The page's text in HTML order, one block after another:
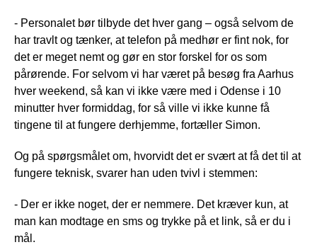
- Personalet bør tilbyde det hver gang – også selvom de
har travlt og tænker, at telefon på medhør er fint nok, for
det er meget nemt og gør en stor forskel for os som
pårørende. For selvom vi har været på besøg fra Aarhus
hver weekend, så kan vi ikke være med i Odense i 10
minutter hver formiddag, for så ville vi ikke kunne få
tingene til at fungere derhjemme, fortæller Simon.
Og på spørgsmålet om, hvorvidt det er svært at få det til at
fungere teknisk, svarer han uden tvivl i stemmen:
- Der er ikke noget, der er nemmere. Det kræver kun, at
man kan modtage en sms og trykke på et link, så er du i
mål.